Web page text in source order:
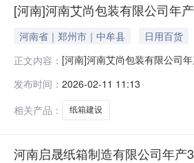
[河南]河南艾尚包装有限公司年
河南省｜郑州市｜中牟县 日用百货
正文内容： [河南]河南艾尚包装有限公司
万个纸箱建设项目竣工环境保
区比克大道南轩通街东正中
发布时间： 2026-02-11 11:13
相关产品：
纸箱建设
河南启晟纸箱制造有限公司年产